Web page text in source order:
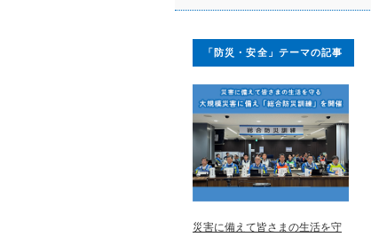
「防災・安全」テーマの記事
災害に備えて皆さまの生活を守